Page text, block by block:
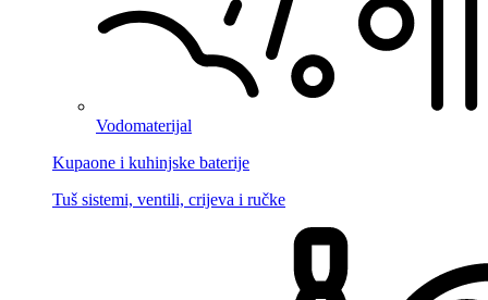
Vodomaterijal
Kupaone i kuhinjske baterije
Tuš sistemi, ventili, crijeva i ručke